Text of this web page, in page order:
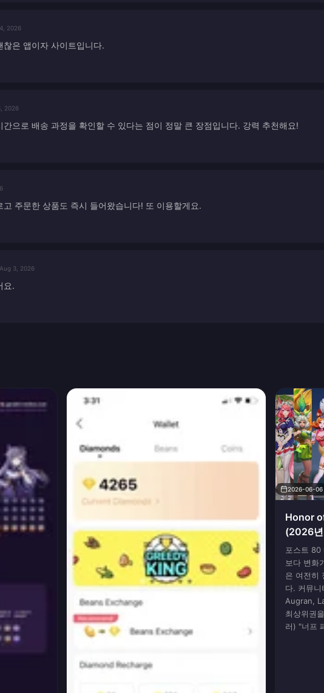
2026
은 앱이자 사이트입니다.
2026
으로 배송 과정을 확인할 수 있다는 점이 정말 큰 장점입니다. 강력 추천해요!
주문한 상품도 즉시 들어왔습니다! 또 이용할게요.
Aug 3, 2026
요.
2026-06-06
Honor
(2026
포스트 80
보다 변화
은 여전히
다. 커뮤
Augran,
최상위권
러) "너프